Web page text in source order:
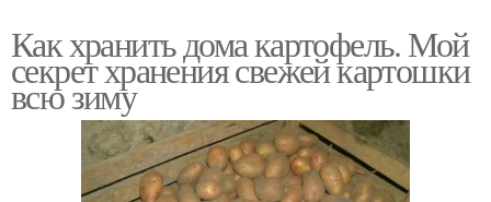
Как хранить дома картофель. Мой
секрет хранения свежей картошки
всю зиму